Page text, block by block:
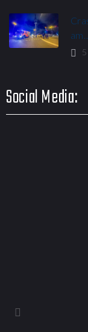
am…
Social Media: